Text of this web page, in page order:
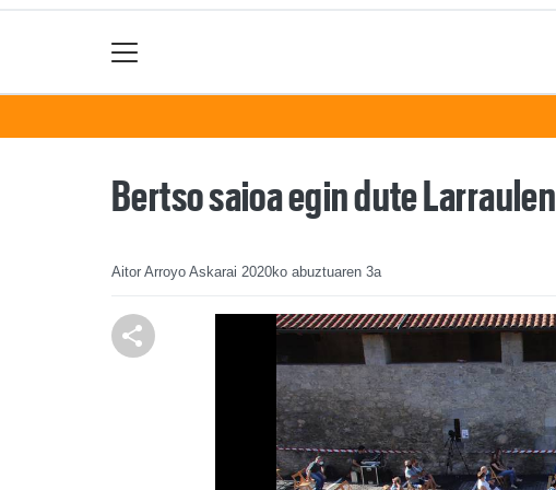
Bertso saioa egin dute Larraulen
Aitor Arroyo Askarai 2020ko abuztuaren 3a